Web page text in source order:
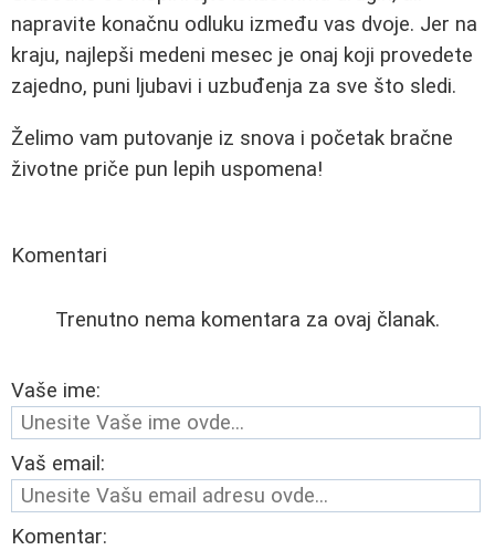
napravite konačnu odluku između vas dvoje. Jer na
kraju, najlepši medeni mesec je onaj koji provedete
zajedno, puni ljubavi i uzbuđenja za sve što sledi.
Želimo vam putovanje iz snova i početak bračne
životne priče pun lepih uspomena!
Komentari
Trenutno nema komentara za ovaj članak.
Vaše ime:
Vaš email:
Komentar: